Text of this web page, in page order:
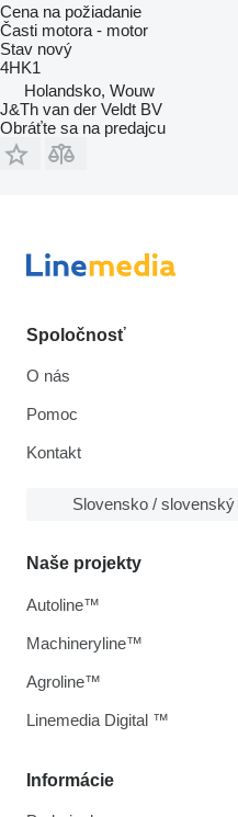
Cena na požiadanie
Časti motora - motor
Stav nový
4HK1
Holandsko, Wouw
J&Th van der Veldt BV
Obráťte sa na predajcu
Spoločnosť
O nás
Pomoc
Kontakt
Slovensko / slovenský
Informácie
Naše projekty
Autoline™
Machineryline™
Agroline™
Linemedia Digital ™